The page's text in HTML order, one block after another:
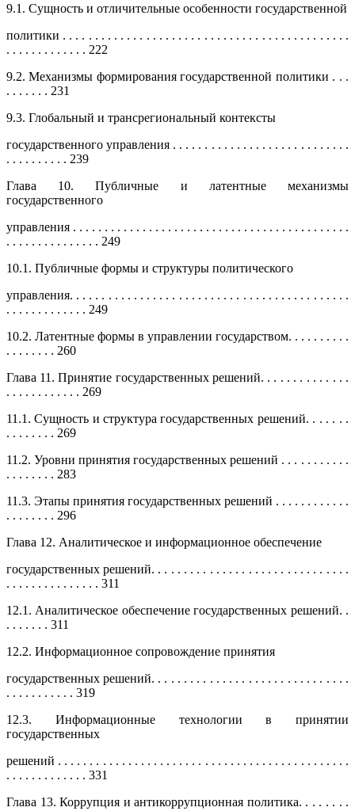
9.1. Сущность и отличительные особенности государственной
политики . . . . . . . . . . . . . . . . . . . . . . . . . . . . . . . . . . . . . . . . . . . . .
. . . . . . . . . . . . . 222
9.2. Механизмы формирования государственной политики . . .
. . . . . . . 231
9.3. Глобальный и трансрегиональный контексты
государственного управления . . . . . . . . . . . . . . . . . . . . . . . . . . . .
. . . . . . . . . . 239
Глава 10. Публичные и латентные механизмы
государственного
управления . . . . . . . . . . . . . . . . . . . . . . . . . . . . . . . . . . . . . . . . . . . .
. . . . . . . . . . . . . . . 249
10.1. Публичные формы и структуры политического
управления. . . . . . . . . . . . . . . . . . . . . . . . . . . . . . . . . . . . . . . . . . . .
. . . . . . . . . . . . . 249
10.2. Латентные формы в управлении государством. . . . . . . . . .
. . . . . . . . 260
Глава 11. Принятие государственных решений. . . . . . . . . . . . . .
. . . . . . . . . . . . 269
11.1. Сущность и структура государственных решений. . . . . . .
. . . . . . . . 269
11.2. Уровни принятия государственных решений . . . . . . . . . . .
. . . . . . . . 283
11.3. Этапы принятия государственных решений . . . . . . . . . . . .
. . . . . . . . 296
Глава 12. Аналитическое и информационное обеспечение
государственных решений. . . . . . . . . . . . . . . . . . . . . . . . . . . . . . .
. . . . . . . . . . . . . . . 311
12.1. Аналитическое обеспечение государственных решений. .
. . . . . . . 311
12.2. Информационное сопровождение принятия
государственных решений. . . . . . . . . . . . . . . . . . . . . . . . . . . . . . .
. . . . . . . . . . . 319
12.3. Информационные технологии в принятии
государственных
решений . . . . . . . . . . . . . . . . . . . . . . . . . . . . . . . . . . . . . . . . . . . . . .
. . . . . . . . . . . . . 331
Глава 13. Коррупция и антикоррупционная политика. . . . . . . .